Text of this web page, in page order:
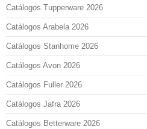
Catálogos Tupperware 2026
Catálogos Arabela 2026
Catálogos Stanhome 2026
Catálogos Avon 2026
Catálogos Fuller 2026
Catálogos Jafra 2026
Catálogos Betterware 2026